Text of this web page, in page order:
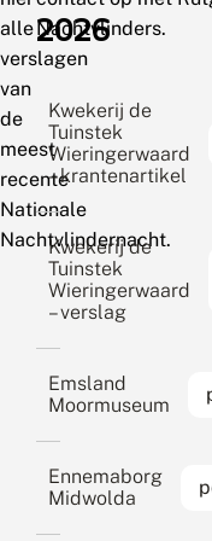
alle
verslagen
van
de
meest
recente
Nationale
Nachtvlindernacht.
2026
Kwekerij de
Tuinstek
Wieringerwaard
– krantenartikel
Kwekerij de
Tuinstek
Wieringerwaard
– verslag
Emsland
Moormuseum
Ennemaborg
Midwolda
Nachtvlinders.